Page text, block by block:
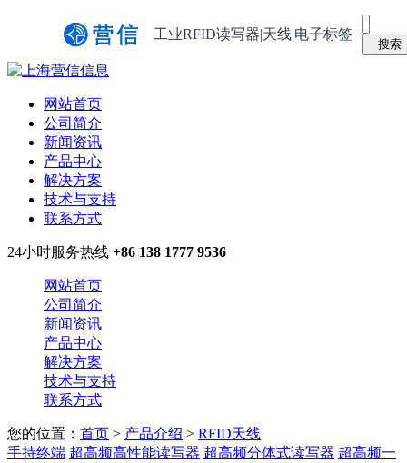
工业RFID读写器|天线|电子标签
网站首页
公司简介
新闻资讯
产品中心
解决方案
技术与支持
联系方式
24小时服务热线 +86 138 1777 9536
网站首页
公司简介
新闻资讯
产品中心
解决方案
技术与支持
联系方式
您的位置： 首页 > 产品介绍 > RFID天线
手持终端 超高频高性能读写器 超高频分体式读写器 超高频一